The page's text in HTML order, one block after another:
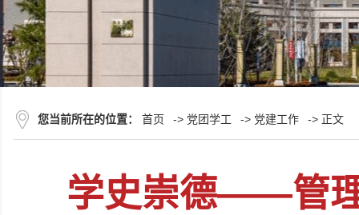
您当前所在的位置： 首页 -> 党团学工 -> 党建工作 -> 正文
学史崇德——管